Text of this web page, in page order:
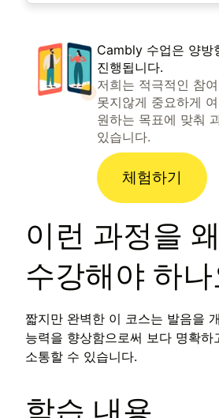
Cambly 수업은 양방
진행됩니다.
저희는 적극적인 참
못지않게 중요하게
원하는 목표에 맞춰
있습니다.
체험하기
이런 과정을 왜
수강해야 하나
짧지만 완벽한 이 코스는 발음을
능력을 향상함으로써 보다 명확하
소통할 수 있습니다.
학습 내용